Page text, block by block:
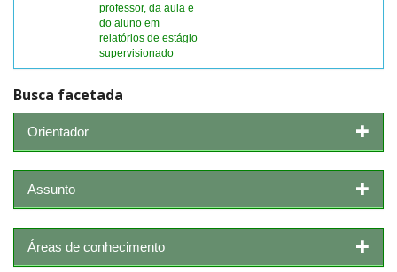
professor, da aula e
do aluno em
relatórios de estágio
supervisionado
Busca facetada
Orientador
Assunto
Áreas de conhecimento